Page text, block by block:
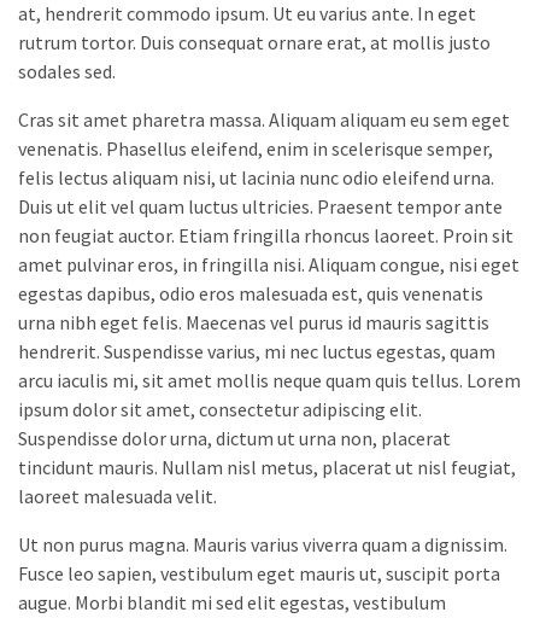
at, hendrerit commodo ipsum. Ut eu varius ante. In eget
rutrum tortor. Duis consequat ornare erat, at mollis justo
sodales sed.
Cras sit amet pharetra massa. Aliquam aliquam eu sem eget
venenatis. Phasellus eleifend, enim in scelerisque semper,
felis lectus aliquam nisi, ut lacinia nunc odio eleifend urna.
Duis ut elit vel quam luctus ultricies. Praesent tempor ante
non feugiat auctor. Etiam fringilla rhoncus laoreet. Proin sit
amet pulvinar eros, in fringilla nisi. Aliquam congue, nisi eget
egestas dapibus, odio eros malesuada est, quis venenatis
urna nibh eget felis. Maecenas vel purus id mauris sagittis
hendrerit. Suspendisse varius, mi nec luctus egestas, quam
arcu iaculis mi, sit amet mollis neque quam quis tellus. Lorem
ipsum dolor sit amet, consectetur adipiscing elit.
Suspendisse dolor urna, dictum ut urna non, placerat
tincidunt mauris. Nullam nisl metus, placerat ut nisl feugiat,
laoreet malesuada velit.
Ut non purus magna. Mauris varius viverra quam a dignissim.
Fusce leo sapien, vestibulum eget mauris ut, suscipit porta
augue. Morbi blandit mi sed elit egestas, vestibulum